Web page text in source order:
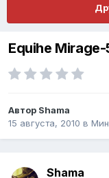
Equihe
Автор Shama
15 августа, 2010 в
Shama